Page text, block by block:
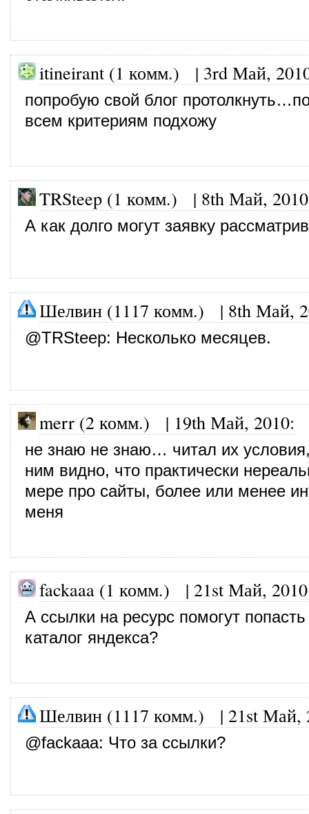
itineirant (1 комм.) | 3rd Май,
попробую свой блог
всем критериям подхожу
TRSteep (1 комм.) | 8th Май, 2010
А как долго могут заявку
Шелвин (1117 комм.) | 8th Май,
@TRSteep: Несколько месяцев.
merr (2 комм.) | 19th Май, 2010:
не знаю не знаю… читал их
ним видно, что практически
мере про сайты, более или менее
меня
fackaaa (1 комм.) | 21st Май, 2010
А ссылки на ресурс помогут
каталог яндекса?
Шелвин (1117 комм.) | 21st Май,
@fackaaa: Что за ссылки?